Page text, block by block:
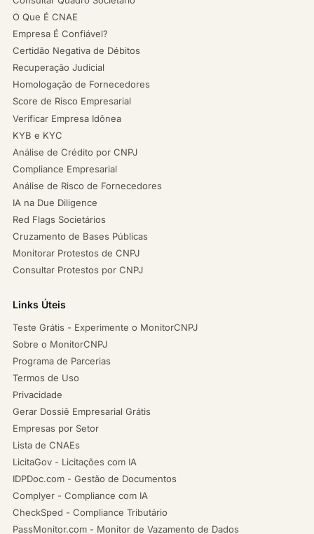
O Que É CNAE
Empresa É Confiável?
Certidão Negativa de Débitos
Recuperação Judicial
Homologação de Fornecedores
Score de Risco Empresarial
Verificar Empresa Idônea
KYB e KYC
Análise de Crédito por CNPJ
Compliance Empresarial
Análise de Risco de Fornecedores
IA na Due Diligence
Red Flags Societários
Cruzamento de Bases Públicas
Monitorar Protestos de CNPJ
Consultar Protestos por CNPJ
Links Úteis
Teste Grátis - Experimente o MonitorCNPJ
Sobre o MonitorCNPJ
Programa de Parcerias
Termos de Uso
Privacidade
Gerar Dossiê Empresarial Grátis
Empresas por Setor
Lista de CNAEs
LicitaGov - Licitações com IA
IDPDoc.com - Gestão de Documentos
Complyer - Compliance com IA
CheckSped - Compliance Tributário
PassMonitor.com - Monitor de Vazamento de Dados